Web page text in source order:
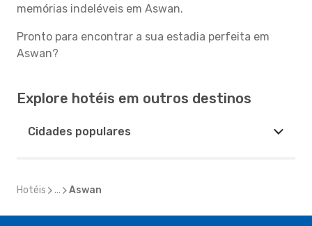
memórias indeléveis em Aswan.
Pronto para encontrar a sua estadia perfeita em
Aswan?
Explore hotéis em outros destinos
Cidades populares
Hotéis ... Aswan